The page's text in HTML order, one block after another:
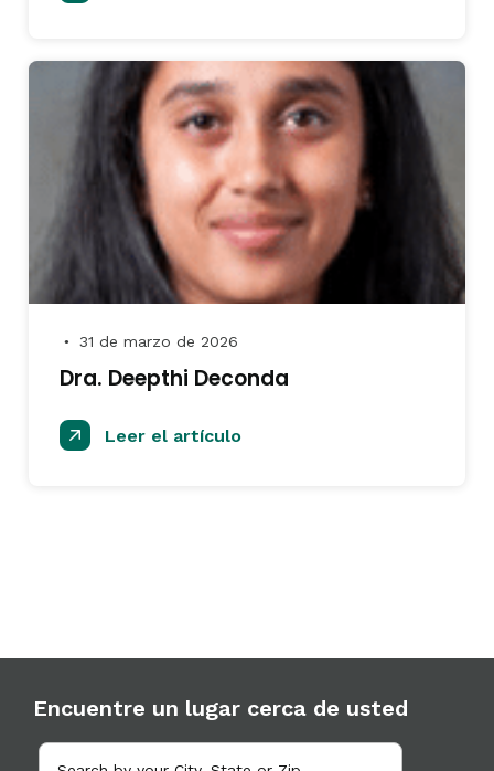
● 31 de marzo de 2026
Dra. Deepthi Deconda
Leer el artículo
Encuentre un lugar cerca de usted